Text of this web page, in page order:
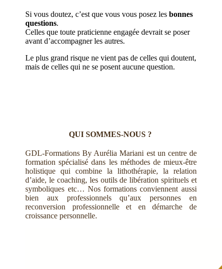
Si vous doutez, c’est que vous vous posez lesbonnes
questions.
Celles que toute praticienne engagée devrait se poser
avant d’accompagner les autres.
Le plus grand risque ne vient pas de celles qui doutent,
mais de celles qui ne se posent aucune question.
QUI SOMMES-NOUS ?
GDL-Formations By Aurélia Mariani est un centre de
formation spécialisé dans les méthodes de mieux-être
holistique qui combine la lithothérapie, la relation
d’aide, le coaching, les outils de libération spirituels et
symboliques etc… Nos formations conviennent aussi
bien aux professionnels qu’aux personnes en
reconversion professionnelle et en démarche de
croissance personnelle.